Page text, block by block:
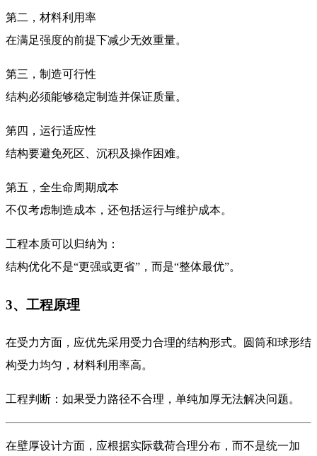
第二，材料利用率
在满足强度的前提下减少无效重量。
第三，制造可行性
结构必须能够稳定制造并保证质量。
第四，运行适应性
结构要避免死区、沉积及操作困难。
第五，全生命周期成本
不仅考虑制造成本，还包括运行与维护成本。
工程本质可以归纳为：
结构优化不是“更强或更省”，而是“整体最优”。
3、工程原理
在受力方面，应优先采用受力合理的结构形式。圆筒和球形结
构受力均匀，材料利用率高。
工程判断：如果受力路径不合理，单纯加厚无法解决问题。
在壁厚设计方面，应根据实际载荷合理分布，而不是统一加